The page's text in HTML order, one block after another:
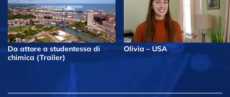
Da attore a studentessa di
chimica (Trailer)
Olivia – USA